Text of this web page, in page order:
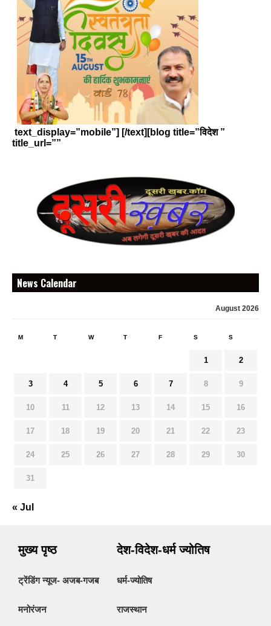
text_display=”mobile”] [/text][blog title=”विदेश ”
title_url=””
News Calendar
August 2026
M T W T F S S
1 2
3 4 5 6 7 8 9
10 11 12 13 14 15 16
17 18 19 20 21 22 23
24 25 26 27 28 29 30
31
« Jul
मुख्य पृष्ठ
ट्रेंडिंग न्यूज- अजब-गजब
मनोरंजन
देश-विदेश-धर्म ज्योतिष
धर्म-ज्योतिष
राजस्थान